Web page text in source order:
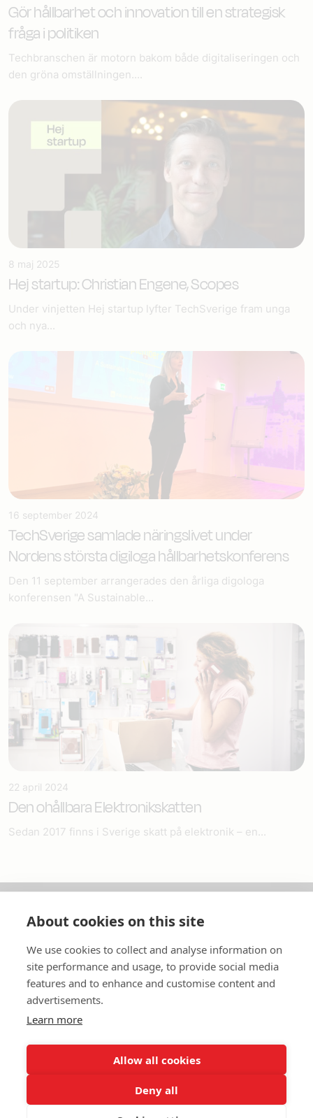
Gör hållbarhet och innovation till en strategisk
fråga i politiken
Techbranschen är motorn bakom både digitaliseringen och
den gröna omställningen....
8 maj 2025
Hej startup: Christian Engene, Scopes
Under vinjetten Hej startup lyfter TechSverige fram unga
och nya...
16 september 2024
TechSverige samlade näringslivet under
Nordens största digiloga hållbarhetskonferens
Den 11 september arrangerades den årliga digologa
konferensen "A Sustainable...
22 april 2024
Den ohållbara Elektronikskatten
Sedan 2017 finns i Sverige skatt på elektronik – en...
In English
Standardavtal
Snabblänkar
In English
Dataskyddspolicy
About cookies on this site
We use cookies to collect and analyse information on
site performance and usage, to provide social media
features and to enhance and customise content and
advertisements.
Learn more
Allow all cookies
Deny all